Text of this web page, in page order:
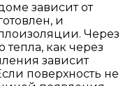
зависит от
и
Через
тепла, как через
зависит
поверхность не